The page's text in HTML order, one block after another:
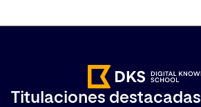
compañías no han dejado de
crecer y de aumentar las ventas
en sus plataformas por lo que
Titulaciones destacadas